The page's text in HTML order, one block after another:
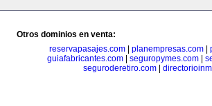
Otros dominios en venta:
reservapasajes.com
planempresas.com
guiafabricantes.com| seguropymes.com|
seguroderetiro.com|